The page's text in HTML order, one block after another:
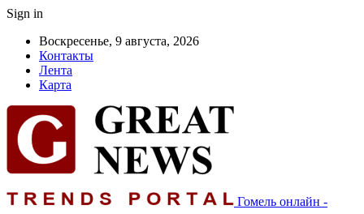
Sign in
Воскресенье, 9 августа, 2026
Контакты
Лента
Карта
Гомель онлайн -